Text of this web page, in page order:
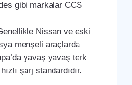
gibi markalar CCS
Nissan ve eski
menşeli araçlarda
yavaş yavaş terk
şarj standardıdır.